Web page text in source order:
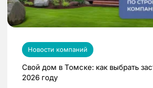
Новости компаний
Свой дом в Томске: как выбрать
2026 году